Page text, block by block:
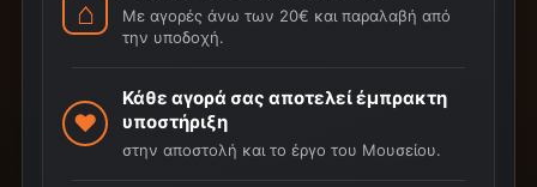
Με αγορές άνω των 20€ και παραλαβή από
την υποδοχή.
Κάθε αγορά σας αποτελεί έμπρακτη
υποστήριξη
στην αποστολή και το έργο του Μουσείου.